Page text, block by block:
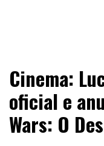
Central
Cinema:
oficial e
Wars: O